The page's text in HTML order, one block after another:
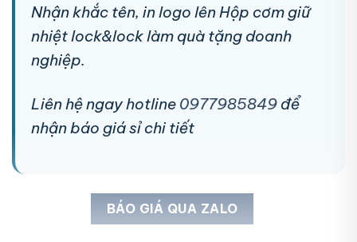
Nhận khắc tên, in logo lên Hộp cơm giữ
nhiệt lock&lock làm quà tặng doanh
nghiệp.
Liên hệ ngay hotline 0977985849 để
nhận báo giá sỉ chi tiết
BÁO GIÁ QUA ZALO